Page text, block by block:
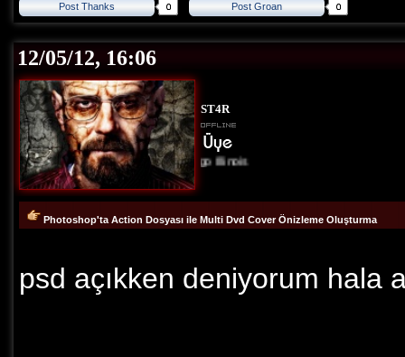
Post Thanks Post Groan
12/05/12, 16:06
ST4R
Chicago Illinois
Photoshop'ta Action Dosyası ile Multi Dvd Cover Önizleme Oluşturma
psd açıkken deniyorum hala